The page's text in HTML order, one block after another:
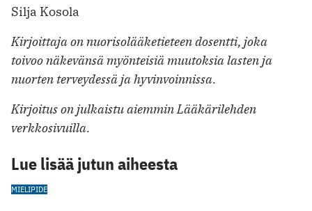
Silja Kosola
Kirjoittaja on nuorisolääketieteen dosentti, joka
toivoo näkevänsä myönteisiä muutoksia lasten ja
nuorten terveydessä ja hyvinvoinnissa.
Kirjoitus on julkaistu aiemmin Lääkärilehden
verkkosivuilla.
Lue lisää jutun aiheesta
MIELIPIDE